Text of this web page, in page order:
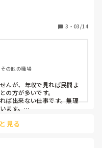
やはり異動が苦手、保育職
いう進みたい道との相違、
月給スタート、書類業務
が増えるというマイナス
や子育て支援センターで
がそれが出来ないとの
勤めた時の退職金がやは
年取得が出来るという点
3 ・ 03/14
の他の職場
んが、年収で見れば民間よ
の方が多いです。
ば出来ない仕事です。無理
ます。
見る